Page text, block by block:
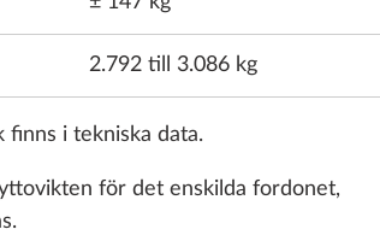
2.792 till 3.086 kg
i tekniska data.
för det enskilda fordonet,